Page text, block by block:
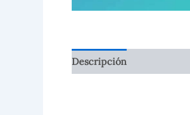
Descripción